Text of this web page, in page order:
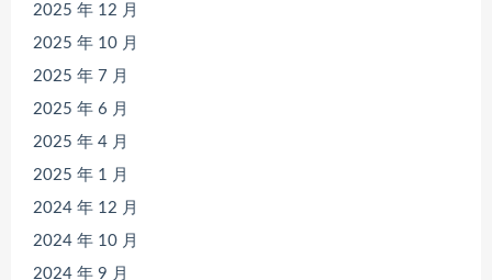
2025 年 12 月
2025 年 10 月
2025 年 7 月
2025 年 6 月
2025 年 4 月
2025 年 1 月
2024 年 12 月
2024 年 10 月
2024 年 9 月